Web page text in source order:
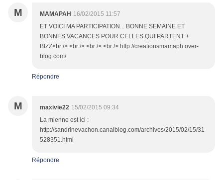
M MAMAPAH 16/02/2015 11:57
ET VOICI MA PARTICIPATION... BONNE SEMAINE ET
BONNES VACANCES POUR CELLES QUI PARTENT +
BIZZ<br /> <br /> <br /> <br /> http://creationsmamaph.over-
blog.com/
Répondre
M maxivie22 15/02/2015 09:34
La mienne est ici :
http://sandrinevachon.canalblog.com/archives/2015/02/15/31
528351.html
Répondre